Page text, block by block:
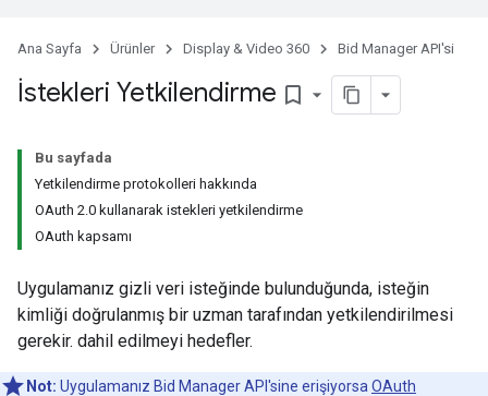
Ana Sayfa Ürünler Display & Video 360 Bid Manager API'si
İstekleri Yetkilendirme bookmark_border
Bu sayfada
Yetkilendirme protokolleri hakkında
OAuth 2.0 kullanarak istekleri yetkilendirme
OAuth kapsamı
Uygulamanız gizli veri isteğinde bulunduğunda, isteğin
kimliği doğrulanmış bir uzman tarafından yetkilendirilmesi
gerekir. dahil edilmeyi hedefler.
Not: Uygulamanız Bid Manager API'sine erişiyorsa OAuth